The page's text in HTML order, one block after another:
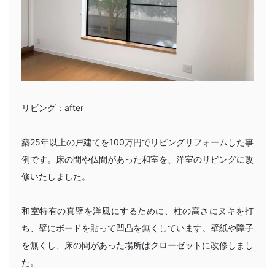
リビング：after
築25年以上の戸建てを100万円でリビングリフォームした事
例です。床の間や仏間があった和室を、洋室のリビングに改
修いたしました。
和室特有の真壁を洋風にするために、柱の高さにヌキを打
ち、壁にボードを貼って凹凸を無くしています。壁紙や障子
を無くし、床の間があった場所はクローゼットに改修しまし
た。